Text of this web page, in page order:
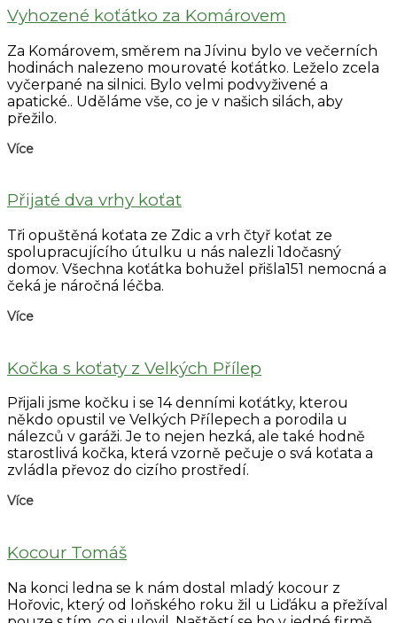
Vyhozené koťátko za Komárovem
Za Komárovem, směrem na Jívinu bylo ve večerních
hodinách nalezeno mourovaté koťátko. Leželo zcela
vyčerpané na silnici. Bylo velmi podvyživené a
apatické.. Uděláme vše, co je v našich silách, aby
přežilo.
Více
Přijaté dva vrhy koťat
Tři opuštěná koťata ze Zdic a vrh čtyř koťat ze
spolupracujícího útulku u nás nalezli 1dočasný
domov. Všechna koťátka bohužel přišla151 nemocná a
čeká je náročná léčba.
Více
Kočka s koťaty z Velkých Přílep
Přijali jsme kočku i se 14 denními koťátky, kterou
někdo opustil ve Velkých Přílepech a porodila u
nálezců v garáži. Je to nejen hezká, ale také hodně
starostlivá kočka, která vzorně pečuje o svá koťata a
zvládla převoz do cizího prostředí.
Více
Kocour Tomáš
Na konci ledna se k nám dostal mladý kocour z
Hořovic, který od loňského roku žil u Liďáku a přežíval